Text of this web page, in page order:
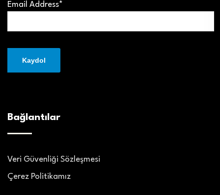
Email Address*
Bağlantılar
Veri Güvenliği Sözleşmesi
Çerez Politikamız